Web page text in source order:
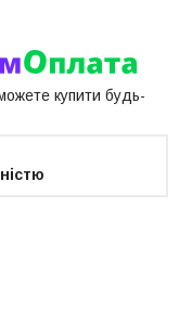
купити будь-